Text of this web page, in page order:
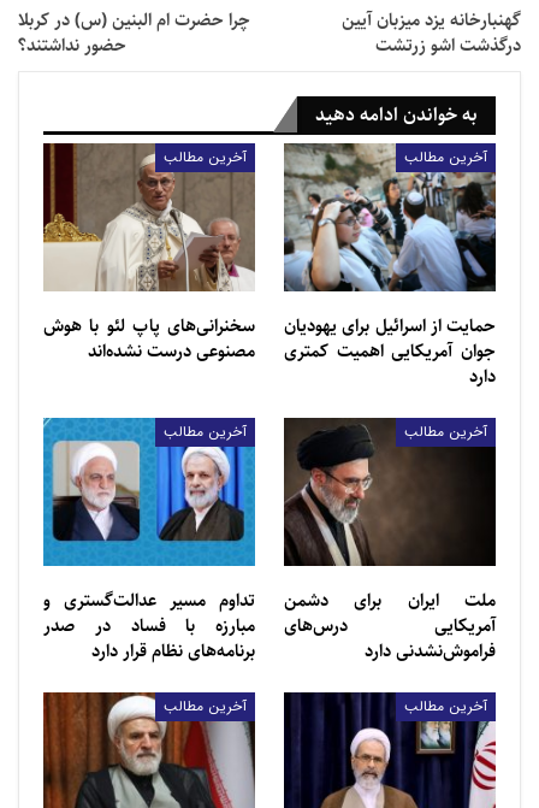
روز ولادت حضرت عیسی مسیح (علیه السلام )را تبریک
می‌گویم.
گهنبارخانه یزد‎ میزبان آیین
درگذشت اشو زرتشت
چرا حضرت ام البنین (س) در کربلا
حضور نداشتند؟
به خواندن ادامه دهید
آخرین مطالب
حمایت از اسرائیل برای یهودیان
جوان آمریکایی اهمیت کمتری
دارد
آخرین مطالب
سخنرانی‌های پاپ لئو با هوش
مصنوعی درست نشده‌اند
آخرین مطالب
ملت ایران برای دشمن
آمریکایی درس‌های
فراموش‌نشدنی دارد
آخرین مطالب
تداوم مسیر عدالت‌گستری و
مبارزه با فساد در صدر
برنامه‌های نظام قرار دارد
آخرین مطالب آخرین مطالب